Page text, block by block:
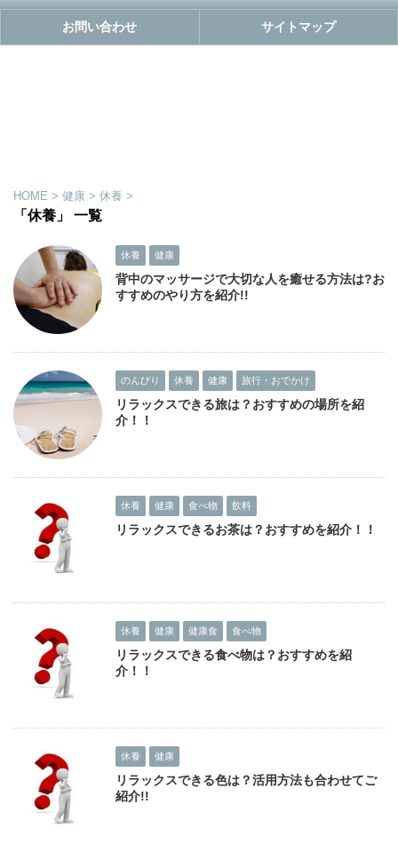
お問い合わせ サイトマップ
HOME > 健康 > 休養 >
「休養」 一覧
休養 健康
背中のマッサージで大切な人を癒せる方法は?お
すすめのやり方を紹介!!
のんびり 休養 健康 旅行・おでかけ
リラックスできる旅は？おすすめの場所を紹
介！！
休養 健康 食べ物 飲料
リラックスできるお茶は？おすすめを紹介！！
休養 健康 健康食 食べ物
リラックスできる食べ物は？おすすめを紹
介！！
休養 健康
リラックスできる色は？活用方法も合わせてご
紹介!!